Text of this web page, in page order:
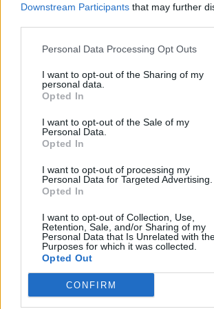
Downstream Participants that may further
Personal Data Processing Opt Outs
I want to opt-out of the Sharing of my
personal data.
Opted In
I want to opt-out of the Sale of my
Personal Data.
Opted In
I want to opt-out of processing my
Personal Data for Targeted Advertising.
Opted In
I want to opt-out of Collection, Use,
Retention, Sale, and/or Sharing of my
Personal Data that Is Unrelated with
Purposes for which it was collected.
Opted Out
CONFIRM
vaiko gyvybių išgelbėti nepavyko
Žinios | Lietuvos diena
Nufilmavo, kaip patvino Vilniaus
vaizdas pribloškia
prisiminimais apie Kazimierą Prunskienę
Žinios | Lietuvos diena